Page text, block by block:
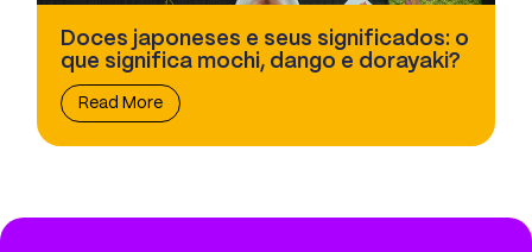
Doces japoneses e seus significados: o
que significa mochi, dango e dorayaki?
Read More